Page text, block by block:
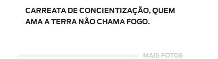
CARREATA DE CONCIENTIZAÇÃO, QUEM
AMA A TERRA NÃO CHAMA FOGO.
MAIS FOTOS